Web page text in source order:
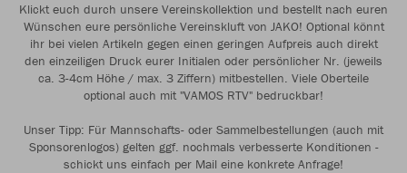
Klickt euch durch unsere Vereinskollektion und bestellt nach euren
Wünschen eure persönliche Vereinskluft von JAKO! Optional könnt
ihr bei vielen Artikeln gegen einen geringen Aufpreis auch direkt
den einzeiligen Druck eurer Initialen oder persönlicher Nr. (jeweils
ca. 3-4cm Höhe / max. 3 Ziffern) mitbestellen. Viele Oberteile
optional auch mit "VAMOS RTV" bedruckbar!
Unser Tipp: Für Mannschafts- oder Sammelbestellungen (auch mit
Sponsorenlogos) gelten ggf. nochmals verbesserte Konditionen -
schickt uns einfach per Mail eine konkrete Anfrage!